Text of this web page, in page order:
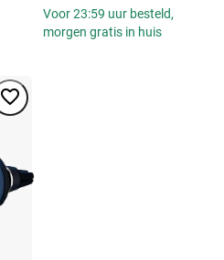
Voor 23:59 uur besteld,
morgen gratis in huis